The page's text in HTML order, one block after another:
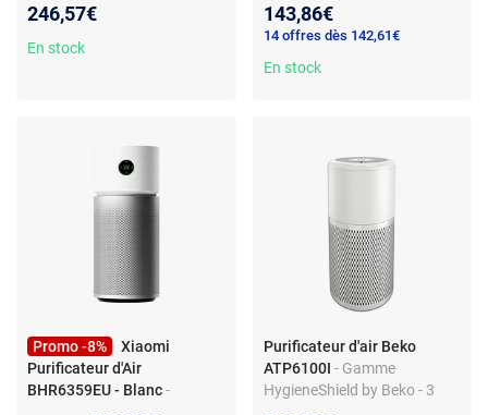
6.5L - Indicateur LED
246,57€
En stock
d'efficacité 25-43 m² - 99.97%
d'élimination des particules -
puissance nominale 33W -
143,86€
14 offres dès 142,61€
En stock
Promo -8%
Xiaomi
Purificateur d'Air
BHR6359EU - Blanc-
Purificateur d'air Beko
ATP6100I - Gamme
HygieneShield by Beko - 3